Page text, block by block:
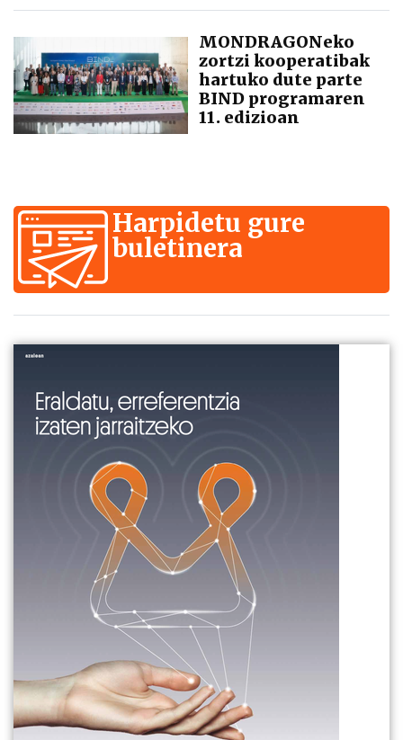
MONDRAGONeko
zortzi kooperatibak
hartuko dute parte
BIND programaren
11. edizioan
Harpidetu gure
buletinera